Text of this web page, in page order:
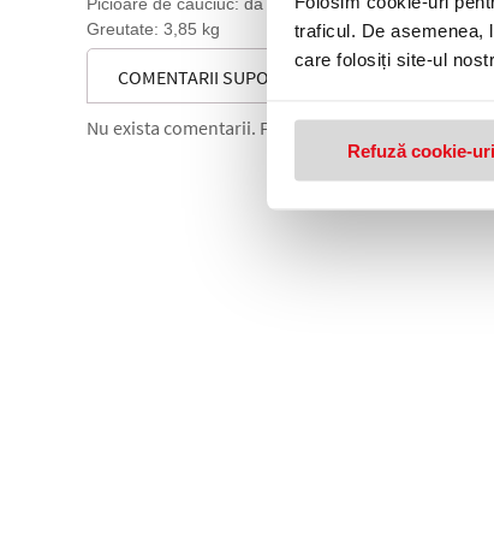
traficul. De asemenea,
care folosiți site-ul
Refuză cookie-
Greutate: 3,85 kg
COMENTARII SUPORT CU 10 SERTARE NEGRE
Nu exista comentarii. Fii primul care comenteaza